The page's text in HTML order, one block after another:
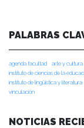
PALABRAS
agenda facultad arte y cultura
instituto de ciencias de la
instituto de lingüística y literatura
vinculación
NOTICIAS